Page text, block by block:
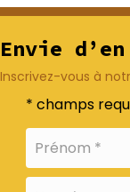
Envie
Inscrivez-vous à
* champs